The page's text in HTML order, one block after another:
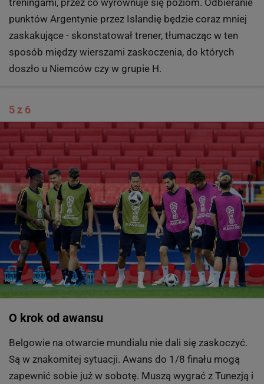
punktów Argentynie przez Islandię będzie coraz mniej
zaskakujące - skonstatował trener, tłumacząc w ten
sposób między wierszami zaskoczenia, do których
doszło u Niemców czy w grupie H.
5 z 6
O krok od awansu
Belgowie na otwarcie mundialu nie dali się zaskoczyć.
Są w znakomitej sytuacji. Awans do 1/8 finału mogą
zapewnić sobie już w sobotę. Muszą wygrać z Tunezją i